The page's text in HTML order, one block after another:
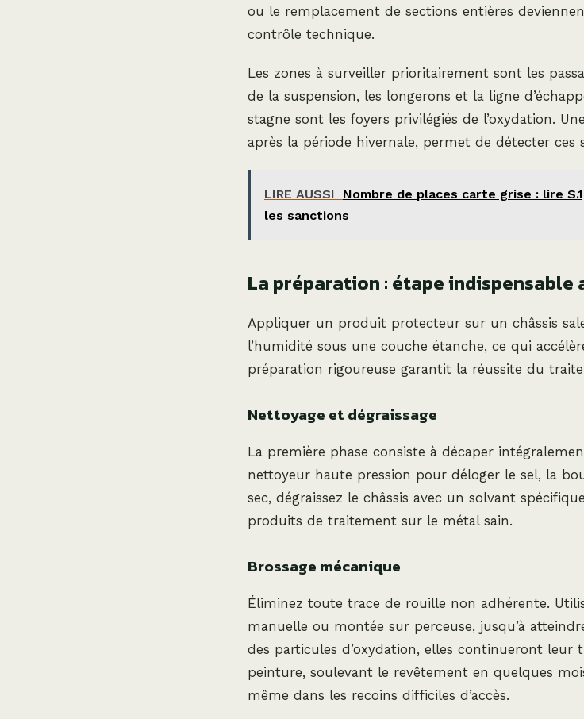
ou le remplacement de sections entières
contrôle technique.
Les zones à surveiller prioritairement sont les
de la suspension, les longerons et la ligne
stagne sont les foyers privilégiés de l’oxydation.
après la période hivernale, permet de détecter ces
LIRE AUSSI
Nombre de places carte grise : lire
les sanctions
La préparation : étape
Appliquer un produit protecteur sur un châssis
l’humidité sous une couche étanche, ce qui
préparation rigoureuse garantit la réussite du
Nettoyage et dégraissage
La première phase consiste à décaper
nettoyeur haute pression pour déloger le sel, la
sec, dégraissez le châssis avec un solvant
produits de traitement sur le métal sain.
Brossage mécanique
Éliminez toute trace de rouille non adhérente.
manuelle ou montée sur perceuse, jusqu’à
des particules d’oxydation, elles continueront leur
peinture, soulevant le revêtement en quelques
même dans les recoins difficiles d’accès.